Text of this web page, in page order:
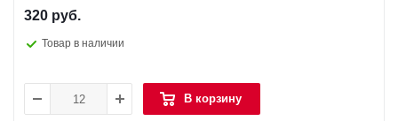
320 руб.
Товар в наличии
В корзину